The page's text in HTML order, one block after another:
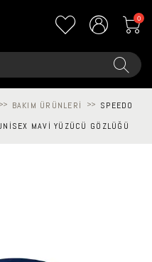
0
>> BAKIM ÜRÜNLERI >>
SPEEDO
MAVI YÜZÜCÜ GÖZLÜĞÜ